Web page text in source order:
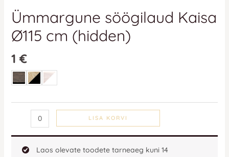
Ümmargune söögilaud Kaisa
Ø115 cm (hidden)
1€
LISA KORVI
Laos olevate toodete tarneaeg kuni 14